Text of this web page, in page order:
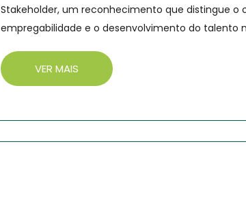
Stakeholder, um reconhecimento que distingue
empregabilidade e o desenvolvimento do talento
VER MAIS